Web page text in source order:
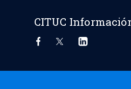
CITUC